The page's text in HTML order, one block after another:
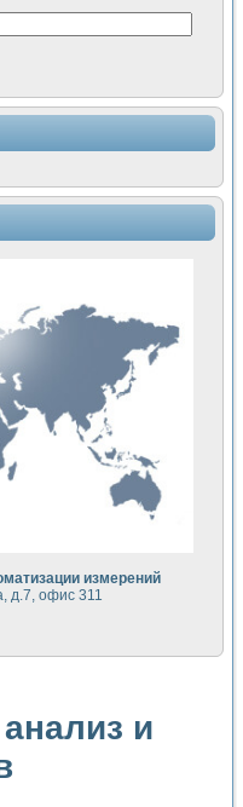
операционных
на основе цифровой
для математического
создания измерителя ВАХ
генератора сигналов -
модуля с высоким
радиолокационного
уравнений состояния для
стенда для измерения
для построения картины
определения показателей
для управления источником
амперных характеристик
нано-, фемто-,
по измерению временных
комплекс на базе
и оптимизации тепловой
исследования функциональных
создания экономичного
движения макрочастиц в
дисперсных продуктов
сверхпроводящим
в курсе экспериментальной
и выпадения осадка в
геометрического анализа в
помощью программно -
измерений
д.7, офис 311
и